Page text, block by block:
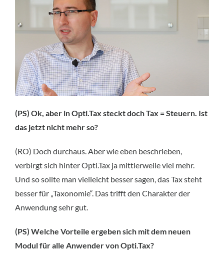
(PS) Ok, aber in Opti.Tax steckt doch Tax = Steuern. Ist
das jetzt nicht mehr so?
(RO) Doch durchaus. Aber wie eben beschrieben,
verbirgt sich hinter Opti.Tax ja mittlerweile viel mehr.
Und so sollte man vielleicht besser sagen, das Tax steht
besser für „Taxonomie“. Das trifft den Charakter der
Anwendung sehr gut.
(PS) Welche Vorteile ergeben sich mit dem neuen
Modul für alle Anwender von Opti.Tax?